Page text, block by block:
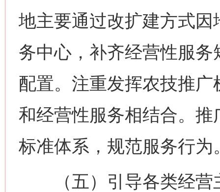
地主要通过改扩建方式
务中心，补齐经营性服
配置。注重发挥农技推
和经营性服务相结合。
标准体系，规范服务行为
（五）引导各类经营